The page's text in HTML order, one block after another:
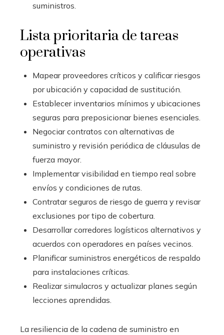
suministros.
Lista prioritaria de tareas
operativas
Mapear proveedores críticos y calificar riesgos
por ubicación y capacidad de sustitución.
Establecer inventarios mínimos y ubicaciones
seguras para preposicionar bienes esenciales.
Negociar contratos con alternativas de
suministro y revisión periódica de cláusulas de
fuerza mayor.
Implementar visibilidad en tiempo real sobre
envíos y condiciones de rutas.
Contratar seguros de riesgo de guerra y revisar
exclusiones por tipo de cobertura.
Desarrollar corredores logísticos alternativos y
acuerdos con operadores en países vecinos.
Planificar suministros energéticos de respaldo
para instalaciones críticas.
Realizar simulacros y actualizar planes según
lecciones aprendidas.
La resiliencia de la cadena de suministro en